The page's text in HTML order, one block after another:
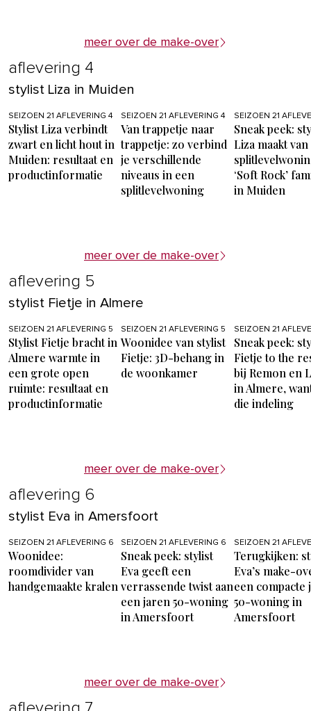
meer over de make-over
aflevering 4
stylist Liza in Muiden
SEIZOEN 21 AFLEVERING 4
Stylist Liza verbindt
zwart en licht hout in
Muiden: resultaat en
productinformatie
SEIZOEN 21 AFLEVERING 4
Van trappetje naar
trappetje: zo verbind
je verschillende
niveaus in een
splitlevelwoning
SEIZOEN 21
Sneak peek:
Liza maakt
‘Soft Rock’
in Muiden
meer over de make-over
aflevering 5
stylist Fietje in Almere
SEIZOEN 21 AFLEVERING 5
Stylist Fietje bracht in
Almere warmte in
een grote open
ruimte: resultaat en
productinformatie
SEIZOEN 21 AFLEVERING 5
Woonidee van stylist
Fietje: 3D-behang in
de woonkamer
SEIZOEN 21
Sneak peek:
Fietje to the
bij Remon en
in Almere,
die indeling
meer over de make-over
aflevering 6
stylist Eva in Amersfoort
SEIZOEN 21 AFLEVERING 6
Woonidee:
roomdivider van
handgemaakte kralen
SEIZOEN 21 AFLEVERING 6
Sneak peek: stylist
Eva geeft een
verrassende twist aan
een jaren 50-woning
in Amersfoort
SEIZOEN 21
Terugkijken:
Eva’s make-
een compacte
50-woning in
Amersfoort
meer over de make-over